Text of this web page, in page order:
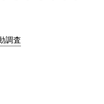
調査